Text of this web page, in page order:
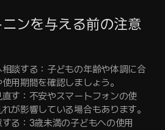
ンを与える前の注意
談する：子どもの年齢や体調に合
用期間を確認しましょう。
す：不安やスマートフォンの使
が影響している場合もあります。
る：3歳未満の子どもへの使用